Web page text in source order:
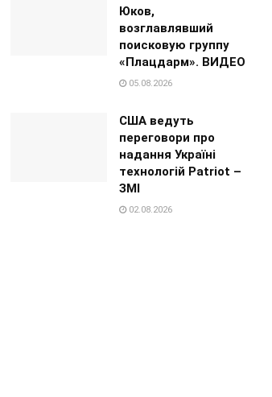
Юков,
возглавлявший
поисковую группу
«Плацдарм». ВИДЕО
05.08.2026
США ведуть
переговори про
надання Україні
технологій Patriot –
ЗМІ
02.08.2026